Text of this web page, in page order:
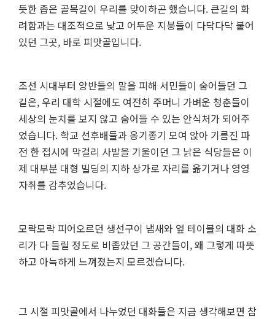
듯한 좁은 골목길이 우리를 맞이하곤 했습니다. 큰길의 화
려함과는 대조적으로 낮고 어두운 지붕들이 다닥다닥 붙어
있던 그곳, 바로 피맛골입니다.
조선 시대부터 양반들의 말을 피해 서민들이 숨어들던 그
길은, 우리 대학 시절에도 여전히 주머니 가벼운 청춘들이
세상의 눈치를 보지 않고 숨어들 수 있는 안식처가 되어주
었습니다. 학교 선후배들과 옹기종기 모여 앉아 기름진 파
전 한 접시에 막걸리 사발을 기울이던 그 낡은 식당들은 이
제 대부분 대형 빌딩의 지하 상가로 자리를 옮기거나 영영
자취를 감추었습니다.
모락모락 피어오르던 생선구이 냄새와 옆 테이블의 대화 소
리가 다 들릴 정도로 비좁았던 그 공간들이, 왜 그렇게 따뜻
하고 아늑하게 느껴졌는지 모르겠습니다.
그 시절 피맛골에서 나누었던 대화들은 지금 생각해보면 참